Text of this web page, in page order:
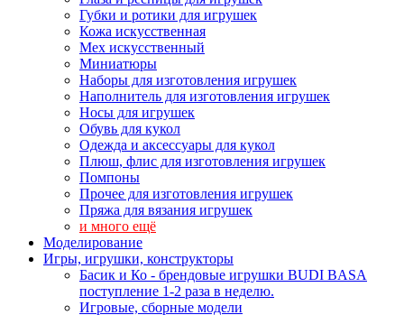
Губки и ротики для игрушек
Кожа искусственная
Мех искусственный
Миниатюры
Наборы для изготовления игрушек
Наполнитель для изготовления игрушек
Носы для игрушек
Обувь для кукол
Одежда и аксессуары для кукол
Плюш, флис для изготовления игрушек
Помпоны
Прочее для изготовления игрушек
Пряжа для вязания игрушек
и много ещё
Моделирование
Игры, игрушки, конструкторы
Басик и Ко - брендовые игрушки BUDI BASA
поступление 1-2 раза в неделю.
Игровые, сборные модели